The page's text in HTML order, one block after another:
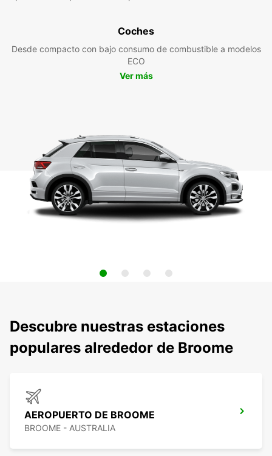
Coches
Desde compacto con bajo consumo de combustible a modelos
ECO
Ver más
Descubre nuestras estaciones
populares alrededor de Broome
AEROPUERTO DE BROOME
BROOME - AUSTRALIA